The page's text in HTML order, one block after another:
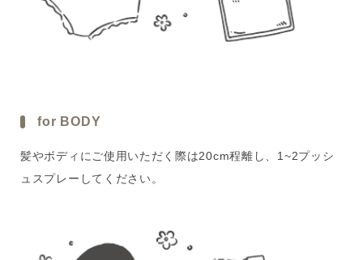
for BODY
髪やボディにご使用いただく際は20cm程離し、1~2プッシ
ュスプレーしてください。